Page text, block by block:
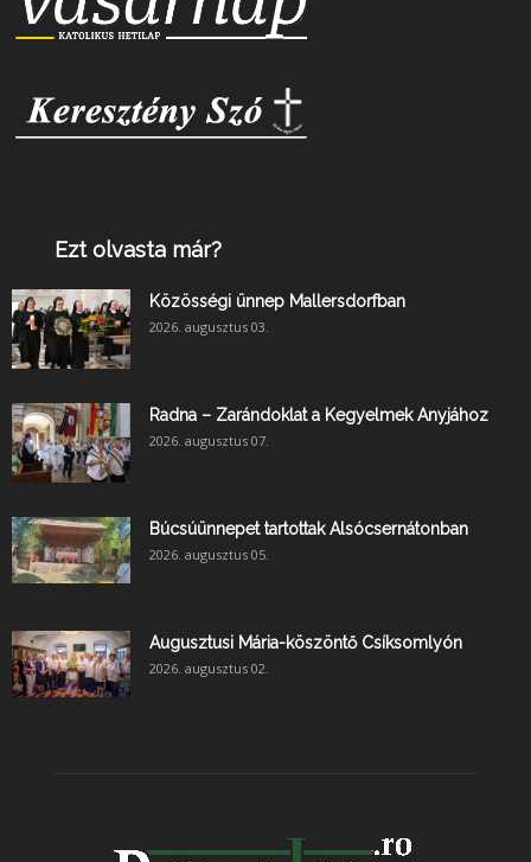
Ezt olvasta már?
Közösségi ünnep Mallersdorfban
2026. augusztus 03.
Radna – Zarándoklat a Kegyelmek Anyjához
2026. augusztus 07.
Búcsúünnepet tartottak Alsócsernátonban
2026. augusztus 05.
Augusztusi Mária-köszöntő Csíksomlyón
2026. augusztus 02.